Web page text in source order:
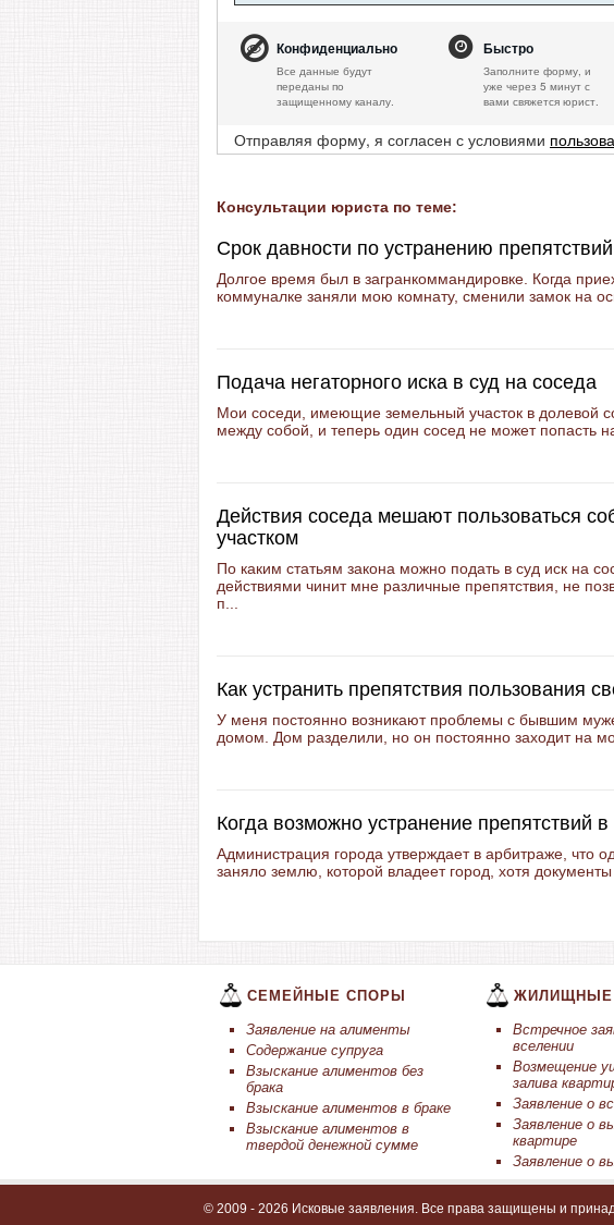
Конфиденциально
Все данные будут
переданы по
защищенному каналу.
Быстро
Заполните форму, и
уже через 5 минут с
вами свяжется юрист.
Отправляя форму, я согласен с условиями
Консультации юриста по теме:
Срок давности по устранению препятствий
Долгое время был в загранкоммандировке. Когда
коммуналке заняли мою комнату, сменили замок на
Подача негаторного иска в суд на соседа
Мои соседи, имеющие земельный участок в долевой
между собой, и теперь один сосед не может попасть
Действия соседа мешают пользоваться
участком
По каким статьям закона можно подать в суд иск на
действиями чинит мне различные препятствия, не
п...
Как устранить препятствия пользования
У меня постоянно возникают проблемы с бывшим
домом. Дом разделили, но он постоянно заходит на
Когда возможно устранение препятствий
Администрация города утверждает в арбитраже, что
заняло землю, которой владеет город, хотя
СЕМЕЙНЫЕ СПОРЫ
Заявление на алименты
Содержание супруга
Взыскание алиментов без
брака
Взыскание алиментов в браке
Взыскание алиментов в
твердой денежной сумме
ЖИЛИЩНЫЕ
Встречное
вселении
Возмещение
залива
Заявление о
Заявление о
квартире
Заявление о
© 2009 - 2026 Исковые заявления. Все права защищены и